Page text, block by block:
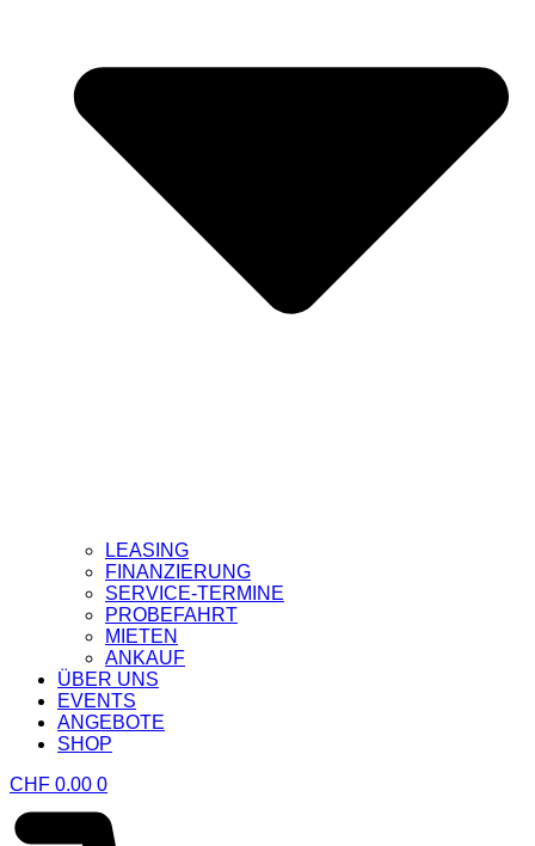
LEASING
FINANZIERUNG
SERVICE-TERMINE
PROBEFAHRT
MIETEN
ANKAUF
ÜBER UNS
EVENTS
ANGEBOTE
SHOP
CHF 0.00 0